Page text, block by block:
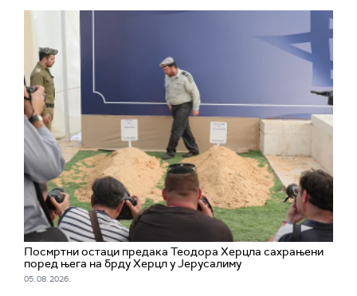
Посмртни остаци предака Теодора Херцла сахрањени
поред њега на брду Херцл у Јерусалиму
05. 08. 2026.